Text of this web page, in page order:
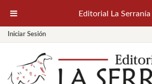
Iniciar Sesión
Editorial La Serranía